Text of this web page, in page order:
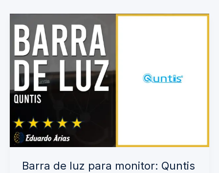
Barra de luz para monitor: Quntis
de
luz
para
monitor:
Quntis